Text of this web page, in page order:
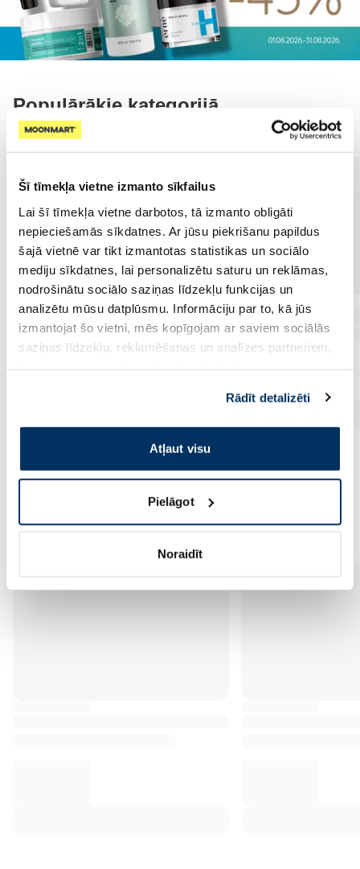
Šī tīmekļa vietne izmanto sīkfailus
Lai šī tīmekļa vietne darbotos, tā izmanto obligāti
nepieciešamās sīkdatnes. Ar jūsu piekrišanu papildus
šajā vietnē var tikt izmantotas statistikas un sociālo
mediju sīkdatnes, lai personalizētu saturu un reklāmas,
nodrošinātu sociālo saziņas līdzekļu funkcijas un
analizētu mūsu datplūsmu. Informāciju par to, kā jūs
izmantojat šo vietni, mēs kopīgojam ar saviem sociālās
saziņas līdzekļu, reklamēšanas un analīzes partneriem,
pakalpojumus. Ja piekrītat šo papildu sīkdatņu
izmantošanai, lūdzu, atzīmējiet savu izvēli:
Rādīt detalizēti
Atļaut visu
Pielāgot
Noraidīt
Populārākie kategorijā
Vēl no šī zīmola